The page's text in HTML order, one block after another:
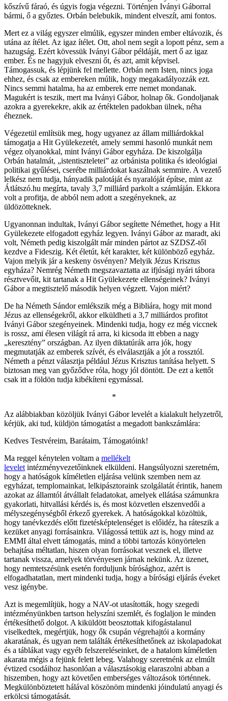
kőszívű fáraó, és úgyis fogja végezni. Történjen Iványi Gáborral
bármi, ő a győztes. Orbán belebukik, mindent elveszít, ami fontos.
Mert ez a világ egyszer elmúlik, egyszer minden ember eltávozik, és
utána az ítélet. Az igaz ítélet. Ott, ahol nem segít a lopott pénz, sem a
hazugság. Ezért kövessük Iványi Gábor példáját, mert ő az igaz
ember. És ne hagyjuk elveszni őt, és azt, amit képvisel.
Támogassuk, és lépjünk fel mellette. Orbán nem Isten, nincs joga
ehhez, és csak az embereken múlik, hogy megakadályozzák ezt.
Nincs semmi hatalma, ha az emberek erre nemet mondanak.
Magukért is teszik, mert ma Iványi Gábor, holnap ők. Gondoljanak
azokra a gyerekekre, akik az értéktelen padokban ülnek, néha
éheznek.
Végezetül említsük meg, hogy ugyanez az állam milliárdokkal
támogatja a Hit Gyülekezetét, amely semmi hasonló munkát nem
végez olyanokkal, mint Iványi Gábor egyháza. De kiszolgálja
Orbán hatalmát, „istentiszteletei” az orbánista politika és ideológiai
politikai gyűlései, cserébe milliárdokat kaszálnak semmire. A vezető
lelkész nem tudja, hányadik palotáját és nyaralóját építse, mint az
Átlátszó.hu megírta, tavaly 3,7 milliárd parkolt a számláján. Ekkora
volt a profitja, de abból nem adott a szegényeknek, az
üldözötteknek.
Ugyanonnan indultak, Iványi Gábor segítette Némethet, hogy a Hit
Gyülekezete elfogadott egyház legyen. Iványi Gábor az maradt, aki
volt, Németh pedig kiszolgált már minden pártot az SZDSZ-től
kezdve a Fideszig. Két életút, két karakter, két különböző egyház.
Vajon melyik jár a keskeny ösvényen? Melyik Jézus Krisztus
egyháza? Nemrég Németh megszavaztatta az ifjúsági nyári tábora
résztvevőit, kit tartanak a Hit Gyülekezete ellenségeinek? Iványi
Gábor a megtisztelő második helyen végzett. Vajon miért?
De ha Németh Sándor emlékszik még a Bibliára, hogy mit mond
Jézus az ellenségekről, akkor elküldheti a 3,7 milliárdos profitot
Iványi Gábor szegényeinek. Mindenki tudja, hogy ez még viccnek
is rossz, ami élesen világít rá arra, ki kicsoda itt ebben a nagy
„keresztény” országban. Az ilyen diktatúrák arra jók, hogy
megmutatják az emberek szívét, és elválasztják a jót a rossztól.
Németh a pénzt választja például Jézus Krisztus tanítása helyett. S
biztosan meg van győződve róla, hogy jól döntött. De ezt a kettőt
csak itt a földön tudja kibékíteni egymással.
*
Az alábbiakban közöljük Iványi Gábor levelét a kialakult helyzetről,
kérjük, aki tud, küldjön támogatást a megadott bankszámlára:
Kedves Testvéreim, Barátaim, Támogatóink!
Ma reggel kénytelen voltam a mellékelt
levelet intézményvezetőinknek elküldeni. Hangsúlyozni szeretném,
hogy a hatóságok kíméletlen eljárása velünk szemben nem az
egyházat, templomainkat, lelkipásztoraink szolgálatát érintik, hanem
azokat az államtól átvállalt feladatokat, amelyek ellátása számunkra
gyakorlati, hitvallási kérdés is, és most közvetlen elszenvedői a
mélyszegénységből érkező gyerekek. A hatóságokkal közöltük,
hogy tanévkezdés előtt fizetésképtelenséget is előidéz, ha ráteszik a
kezüket anyagi forrásainkra. Világossá tettük azt is, hogy mind az
EMMI által elvett támogatás, mind a többi tartozás könyörtelen
behajtása méltatlan, hiszen olyan forrásokat vesznek el, illetve
tartanak vissza, amelyek törvényesen járnak nekünk. Az üzenet,
hogy nemtetszésünk esetén forduljunk bírósághoz, azért is
elfogadhatatlan, mert mindenki tudja, hogy a bírósági eljárás éveket
vesz igénybe.
Azt is megemlítjük, hogy a NAV-ot utasították, hogy szegedi
intézményünkben tartson helyszíni szemlét, és foglaljon le minden
értékesíthető dolgot. A kiküldött beosztottak kifogástalanul
viselkedtek, megértjük, hogy ők csupán végrehajtói a kormány
akaratának, és ugyan nem találták értékesíthetőnek az iskolapadokat
és a táblákat vagy egyéb felszereléseinket, de a hatalom kíméletlen
akarata mégis a fejünk felett lebeg. Valahogy szeretnénk az elmúlt
évtized csodáihoz hasonlóan a választásokig elaraszolni abban a
hiszemben, hogy azt követően emberséges változások történnek.
Megkülönböztetett hálával köszönöm mindenki jóindulatú anyagi és
erkölcsi támogatását.